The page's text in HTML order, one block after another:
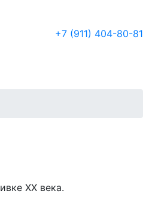
+7 (911) 404-80-81
ХХ века.